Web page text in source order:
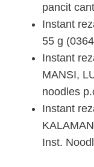
pancit
Instant
55 g
Instant
MANSI,
noodles
Instant
Inst.